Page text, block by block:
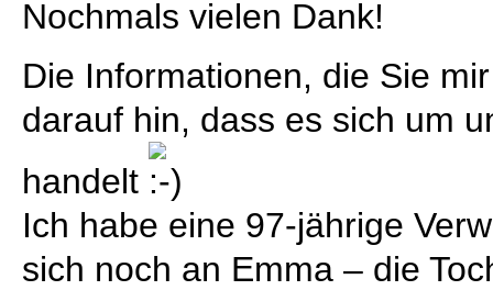
Nochmals vielen Dank!
Die Informationen, die Sie
darauf hin, dass es sich um
handelt
Ich habe eine 97-jährige
sich noch an Emma – die